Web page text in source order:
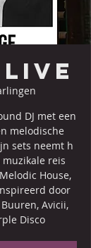
live
DJ met een
melodische
sets neemt h
reis
House,
door
Avicii,
Disco